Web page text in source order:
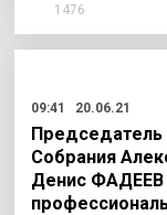
1476
09:41
20.06.21
Председатель
Собрания
Денис ФАДЕЕВ